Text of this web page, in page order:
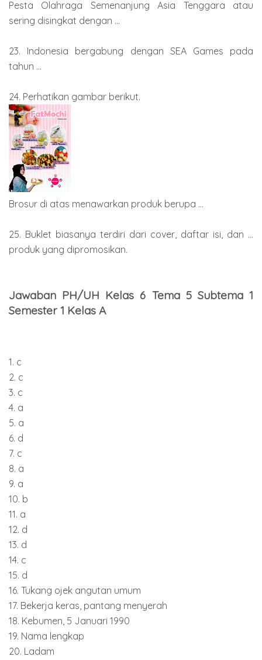
Pesta Olahraga Semenanjung Asia Tenggara atau
sering disingkat dengan ...
23. Indonesia bergabung dengan SEA Games pada
tahun ...
24. Perhatikan gambar berikut.
Brosur di atas menawarkan produk berupa ...
25. Buklet biasanya terdiri dari cover, daftar isi, dan ...
produk yang dipromosikan.
Jawaban PH/UH Kelas 6 Tema 5 Subtema 1
Semester 1 Kelas A
1. c
2. c
3. c
4. a
5. a
6. d
7. c
8. a
9. a
10. b
11. a
12. d
13. d
14. c
15. d
16. Tukang ojek angutan umum
17. Bekerja keras, pantang menyerah
18. Kebumen, 5 Januari 1990
19. Nama lengkap
20. Ladam